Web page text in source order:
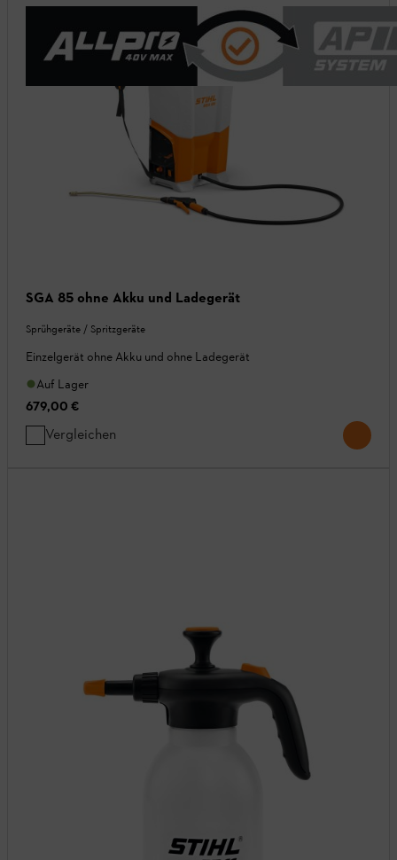
SGA 85 ohne Akku und Ladegerät
Sprühgeräte / Spritzgeräte
Einzelgerät ohne Akku und ohne Ladegerät
Auf Lager
679,00 €
Vergleichen